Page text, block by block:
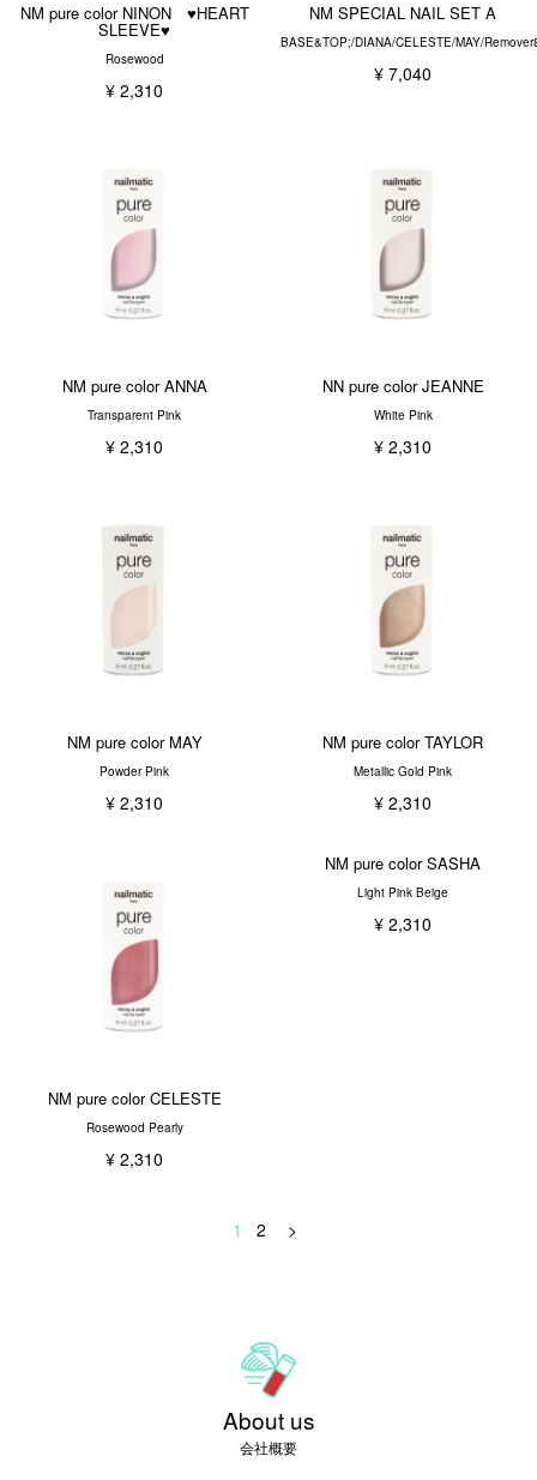
NM pure color NINON ♥HEART
SLEEVE♥
Rosewood
¥ 2,310
NM SPECIAL NAIL SET A
BASE&TOP;/DIANA/CELESTE/MAY/
¥ 7,040
NM pure color ANNA
Transparent Pink
¥ 2,310
NN pure color JEANNE
White Pink
¥ 2,310
NM pure color MAY
Powder Pink
¥ 2,310
NM pure color TAYLOR
Metallic Gold Pink
¥ 2,310
NM pure color CELESTE
Rosewood Pearly
¥ 2,310
NM pure color SASHA
Light Pink Beige
¥ 2,310
1 2 >
About us
会社概要